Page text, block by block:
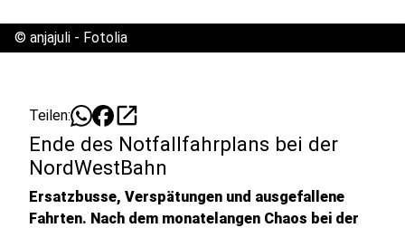
© anjajuli - Fotolia
Teilen: open_in_new
Ende des Notfallfahrplans bei der
NordWestBahn
Ersatzbusse, Verspätungen und ausgefallene
Fahrten. Nach dem monatelangen Chaos bei der